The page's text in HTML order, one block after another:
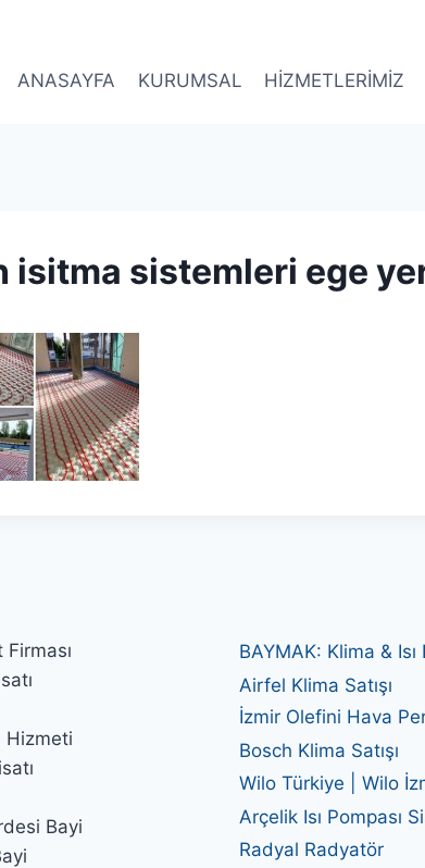
ANASAYFA KURUMSAL HİZMETLERİMİZ
isitma sistemleri ege
Hizmeti
Bayi
BAYMAK: Klima & Isı
Airfel Klima Satışı
İzmir Olefini Hava
Bosch Klima Satışı
Wilo Türkiye | Wilo
Arçelik Isı Pompası
Radyal Radyatör